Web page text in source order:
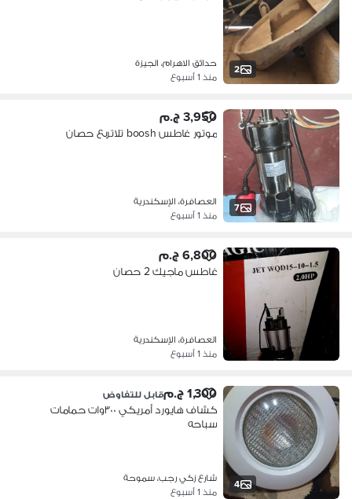
2
حدائق الاهرام، الجيزة
منذ 1 أسبوع
7
3,950 ج.م
موتور غاطس boosh تلاتربع حصان
العصافرة، الإسكندرية
منذ 1 أسبوع
6,800 ج.م
غاطس ماجيك 2 حصان
العصافرة، الإسكندرية
منذ 1 أسبوع
4
1,300 ج.م قابل للتفاوض
كشاف هايورد أمريكي ٣٠٠وات حمامات
سباحه
شارع زكي رجب، سموحة
منذ 1 أسبوع